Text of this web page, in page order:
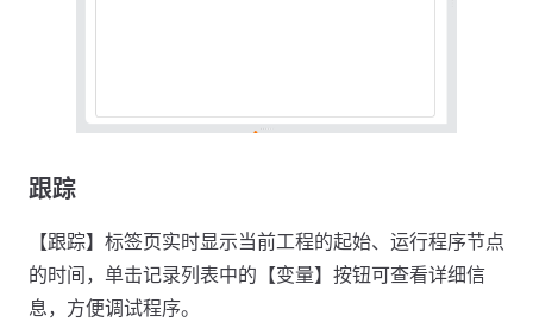
跟踪
【跟踪】标签页实时显示当前工程的起始、运行程序节点
的时间，单击记录列表中的【变量】按钮可查看详细信
息，方便调试程序。